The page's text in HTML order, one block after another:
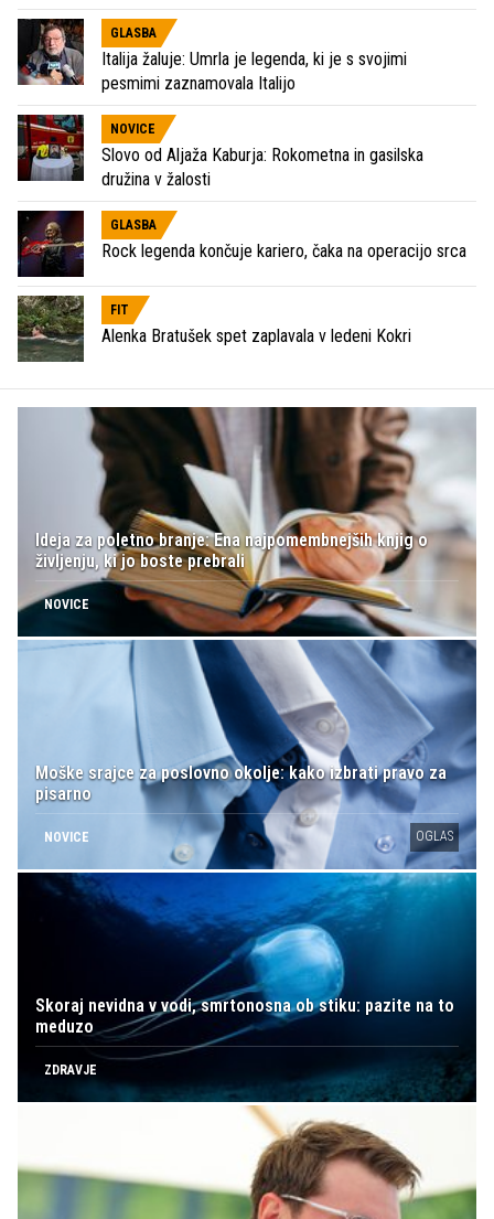
GLASBA
Italija žaluje: Umrla je legenda, ki je s svojimi
pesmimi zaznamovala Italijo
NOVICE
Slovo od Aljaža Kaburja: Rokometna in gasilska
družina v žalosti
GLASBA
Rock legenda končuje kariero, čaka na operacijo srca
FIT
Alenka Bratušek spet zaplavala v ledeni Kokri
Ideja za poletno branje: Ena najpomembnejših knjig o
življenju, ki jo boste prebrali
NOVICE
Moške srajce za poslovno okolje: kako izbrati pravo za
pisarno
NOVICE OGLAS
Skoraj nevidna v vodi, smrtonosna ob stiku: pazite na to
meduzo
ZDRAVJE